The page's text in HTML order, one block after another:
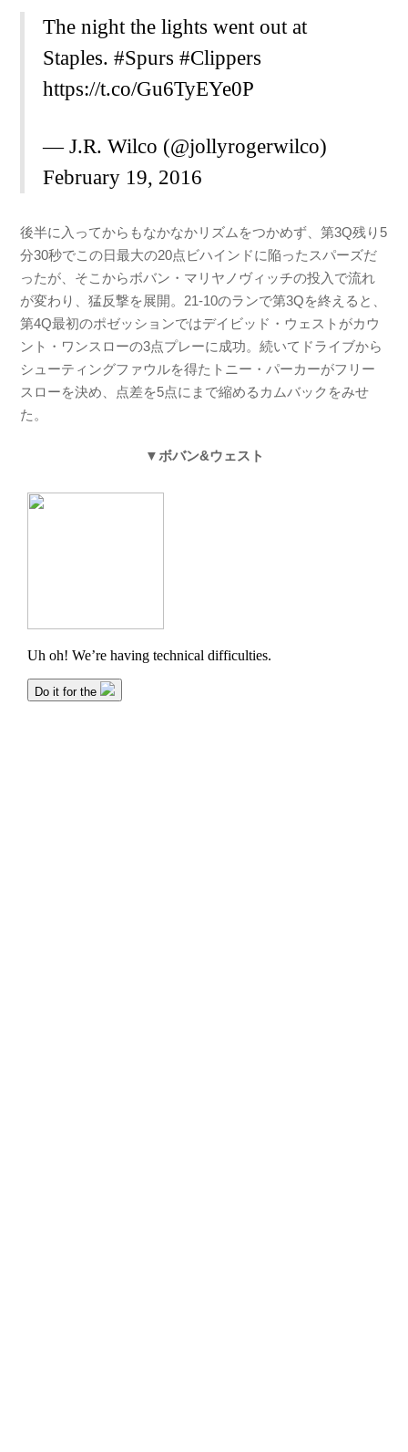
The night the lights went out at
Staples. #Spurs #Clippers
https://t.co/Gu6TyEYe0P
— J.R. Wilco (@jollyrogerwilco)
February 19, 2016
後半に入ってからもなかなかリズムをつかめず、第3Q残り5
分30秒でこの日最大の20点ビハインドに陥ったスパーズだ
ったが、そこからボバン・マリヤノヴィッチの投入で流れ
が変わり、猛反撃を展開。21-10のランで第3Qを終えると、
第4Q最初のポゼッションではデイビッド・ウェストがカウ
ント・ワンスローの3点プレーに成功。続いてドライブから
シューティングファウルを得たトニー・パーカーがフリー
スローを決め、点差を5点にまで縮めるカムバックをみせ
た。
▼ボバン&ウェスト